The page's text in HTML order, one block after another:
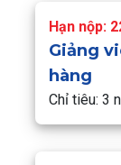
Hạn nộp:
Giảng
hàng
Chỉ tiêu: 3